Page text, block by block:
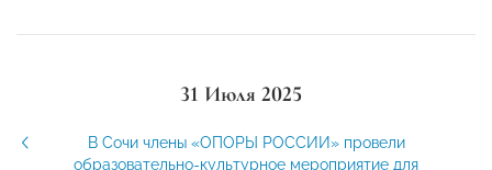
31 Июля 2025
В Сочи члены «ОПОРЫ РОССИИ» провели
образовательно-культурное мероприятие для